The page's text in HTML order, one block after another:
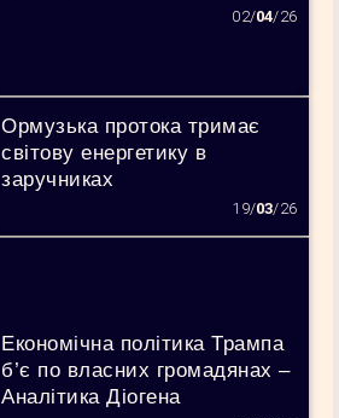
02/04/26
Ормузька протока тримає
світову енергетику в
заручниках
19/03/26
Економічна політика Трампа
б’є по власних громадянах –
Аналітика Діогена